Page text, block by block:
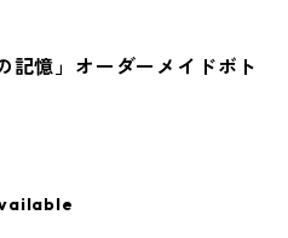
記憶」オーダーメイドボト